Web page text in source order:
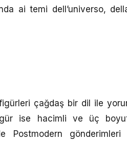
ai temi dell’universo,
çağdaş bir dil ile
ise hacimli ve üç
Postmodern